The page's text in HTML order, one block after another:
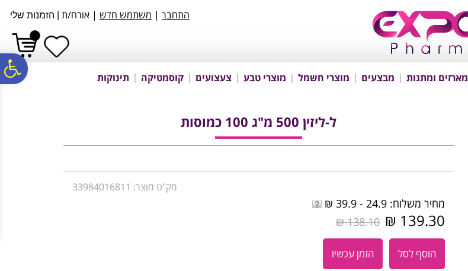
נגישות
אתר
המרכזי
התחבר | משתמש חדש | אורח/ת הזמנות שלי
מארזים ומתנות מבצעים מוצרי חשמל מוצרי טבע צעצועים קוסמטיקה תינוקות
ל-ליזין 500 מ"ג 100 כמוסות
מק"ט מוצר: 33984016811
מחיר משלוח: 24.9 - 39.9 ₪
139.30 ₪
138.10 ₪
הוסף לסל הזמן עכשיו